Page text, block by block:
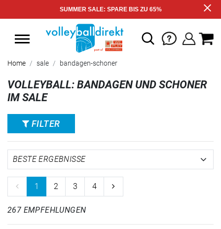
SUMMER SALE: SPARE BIS ZU 65%
Home sale bandagen-schoner
VOLLEYBALL: BANDAGEN UND SCHONER
IM SALE
FILTER
1 2 3 4
267 EMPFEHLUNGEN